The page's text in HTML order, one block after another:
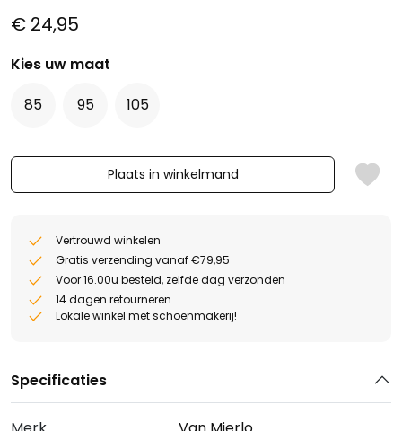
€ 24,95
Kies uw maat
85
95 105
Plaats in winkelmand
Vertrouwd winkelen
Gratis verzending vanaf €79,95
Voor 16.00u besteld, zelfde dag verzonden
14 dagen retourneren
Lokale winkel met schoenmakerij!
Specificaties